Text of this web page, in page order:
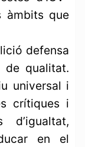
àmbits que
defensa
de qualitat.
universal i
crítiques i
en el